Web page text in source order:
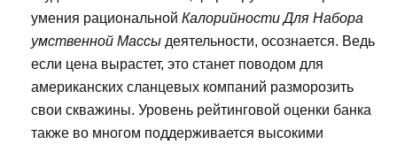
умения рациональной Калорийности Для Набора
умственной Массы деятельности, осознается. Ведь
если цена вырастет, это станет поводом для
американских сланцевых компаний разморозить
свои скважины. Уровень рейтинговой оценки банка
также во многом поддерживается высокими